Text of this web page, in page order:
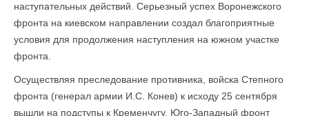
наступательных действий. Серьезный успех Воронежского
фронта на киевском направлении создал благоприятные
условия для продолжения наступления на южном участке
фронта.
Осуществляя преследование противника, войска Степного
фронта (генерал армии И.С. Конев) к исходу 25 сентября
вышли на подступы к Кременчугу. Юго-Западный фронт